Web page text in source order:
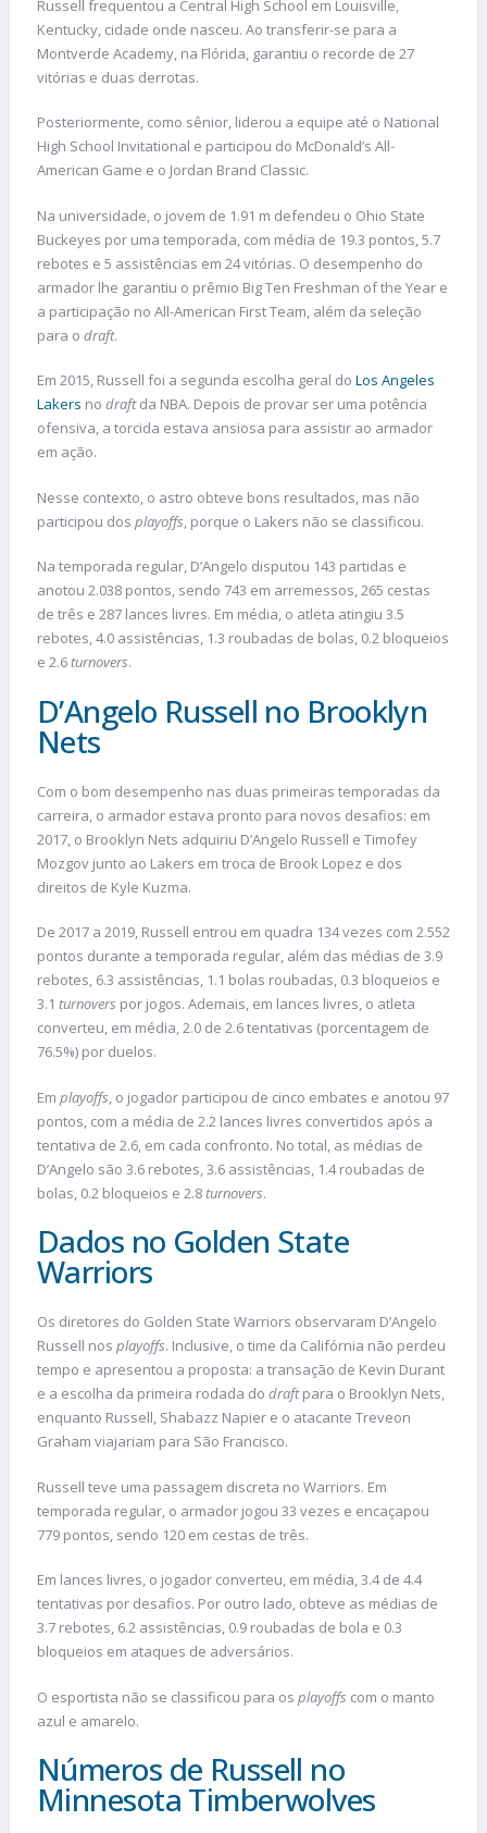
Russell frequentou a Central High School em Louisville,
Kentucky, cidade onde nasceu. Ao transferir-se para a
Montverde Academy, na Flórida, garantiu o recorde de 27
vitórias e duas derrotas.
Posteriormente, como sênior, liderou a equipe até o National
High School Invitational e participou do McDonald’s All-
American Game e o Jordan Brand Classic.
Na universidade, o jovem de 1.91 m defendeu o Ohio State
Buckeyes por uma temporada, com média de 19.3 pontos, 5.7
rebotes e 5 assistências em 24 vitórias. O desempenho do
armador lhe garantiu o prêmio Big Ten Freshman of the Year e
a participação no All-American First Team, além da seleção
para o draft.
Em 2015, Russell foi a segunda escolha geral do Los Angeles
Lakers no draftda NBA. Depois de provar ser uma potência
ofensiva, a torcida estava ansiosa para assistir ao armador
em ação.
Nesse contexto, o astro obteve bons resultados, mas não
participou dos playoffs, porque o Lakers não se classificou.
Na temporada regular, D’Angelo disputou 143 partidas e
anotou 2.038 pontos, sendo 743 em arremessos, 265 cestas
de três e 287 lances livres. Em média, o atleta atingiu 3.5
rebotes, 4.0 assistências, 1.3 roubadas de bolas, 0.2 bloqueios
e 2.6turnovers.
D’Angelo Russell no Brooklyn
Nets
Com o bom desempenho nas duas primeiras temporadas da
carreira, o armador estava pronto para novos desafios: em
2017, o Brooklyn Nets adquiriu D’Angelo Russell e Timofey
Mozgov junto ao Lakers em troca de Brook Lopez e dos
direitos de Kyle Kuzma.
De 2017 a 2019, Russell entrou em quadra 134 vezes com 2.552
pontos durante a temporada regular, além das médias de 3.9
rebotes, 6.3 assistências, 1.1 bolas roubadas, 0.3 bloqueios e
3.1 turnovers por jogos. Ademais, em lances livres, o atleta
converteu, em média, 2.0 de 2.6 tentativas (porcentagem de
76.5%) por duelos.
Em playoffs, o jogador participou de cinco embates e anotou 97
pontos, com a média de 2.2 lances livres convertidos após a
tentativa de 2.6, em cada confronto. No total, as médias de
D’Angelo são 3.6 rebotes, 3.6 assistências, 1.4 roubadas de
bolas, 0.2 bloqueios e 2.8turnovers.
Dados no Golden State
Warriors
Os diretores do Golden State Warriors observaram D’Angelo
Russell nos playoffs. Inclusive, o time da Califórnia não perdeu
tempo e apresentou a proposta: a transação de Kevin Durant
e a escolha da primeira rodada do draftpara o Brooklyn Nets,
enquanto Russell, Shabazz Napier e o atacante Treveon
Graham viajariam para São Francisco.
Russell teve uma passagem discreta no Warriors. Em
temporada regular, o armador jogou 33 vezes e encaçapou
779 pontos, sendo 120 em cestas de três.
Em lances livres, o jogador converteu, em média, 3.4 de 4.4
tentativas por desafios. Por outro lado, obteve as médias de
3.7 rebotes, 6.2 assistências, 0.9 roubadas de bola e 0.3
bloqueios em ataques de adversários.
O esportista não se classificou para os playoffs com o manto
azul e amarelo.
Números de Russell no
Minnesota Timberwolves